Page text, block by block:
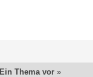
Ein Thema vor »